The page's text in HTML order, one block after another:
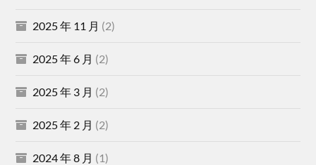
2025 年 11 月 (2)
2025 年 6 月 (2)
2025 年 3 月 (2)
2025 年 2 月 (2)
2024 年 8 月 (1)